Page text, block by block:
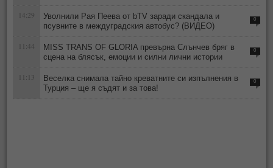
14:29
Уволнили Рая Пеева от bTV заради скандала и
псувните в междуградския автобус? (ВИДЕО)
0
11:44
MISS TRANS OF GLORIA превърна Слънчев бряг в
сцена на блясък, емоции и силни лични истории
0
11:13
Веселка снимала тайно креватните си изпълнения в
Турция – ще я съдят и за това!
0